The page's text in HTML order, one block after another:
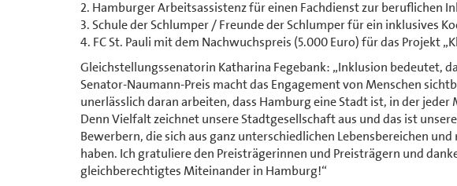
2. Hamburger Arbeitsassistenz für einen Fachdienst zur beruflichen
3. Schule der Schlumper / Freunde der Schlumper für ein inklusives
4. FC St. Pauli mit dem Nachwuchspreis (5.000 Euro) für das Projekt
Gleichstellungssenatorin Katharina Fegebank: „Inklusion bedeutet,
Senator-Naumann-Preis macht das Engagement von Menschen
unerlässlich daran arbeiten, dass Hamburg eine Stadt ist, in der
Denn Vielfalt zeichnet unsere Stadtgesellschaft aus und das ist
Bewerbern, die sich aus ganz unterschiedlichen Lebensbereichen
haben. Ich gratuliere den Preisträgerinnen und Preisträgern und
gleichberechtigtes Miteinander in Hamburg!“